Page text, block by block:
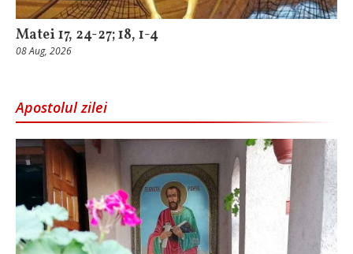
Matei 17, 24-27; 18, 1-4
08 Aug, 2026
Apostolul zilei